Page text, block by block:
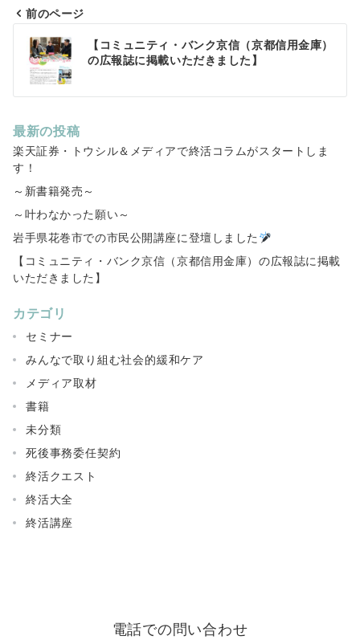
稿
ナ
ゲ
ー
シ
ョ
ン
前のページ
【コミュニティ・バンク京信（京都信用金庫）
の広報誌に掲載いただきました】
最新の投稿
楽天証券・トウシル＆メディアで終活コラムがスタートしま
す！
～新書籍発売～
～叶わなかった願い～
岩手県花巻市での市民公開講座に登壇しました
【コミュニティ・バンク京信（京都信用金庫）の広報誌に掲載
いただきました】
カテゴリ
セミナー
みんなで取り組む社会的緩和ケア
メディア取材
書籍
未分類
死後事務委任契約
終活クエスト
終活大全
終活講座
電話での問い合わせ